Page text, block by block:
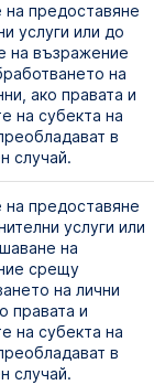
предоставяне
услуги или до
на възражение
на
ако правата и
на субекта на
в
случай.
предоставяне
услуги или
на
срещу
на лични
правата и
на субекта на
в
случай.